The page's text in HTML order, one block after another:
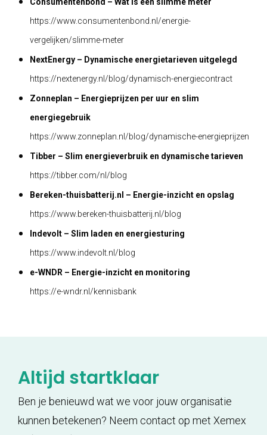
https://www.consumentenbond.nl/energie-
vergelijken/slimme-meter
NextEnergy – Dynamische energietarieven uitgelegd
https://nextenergy.nl/blog/dynamisch-energiecontract
Zonneplan – Energieprijzen per uur en slim
energiegebruik
https://www.zonneplan.nl/blog/dynamische-energieprijzen
Tibber – Slim energieverbruik en dynamische tarieven
https://tibber.com/nl/blog
Bereken-thuisbatterij.nl – Energie-inzicht en opslag
https://www.bereken-thuisbatterij.nl/blog
Indevolt – Slim laden en energiesturing
https://www.indevolt.nl/blog
e-WNDR – Energie-inzicht en monitoring
https://e-wndr.nl/kennisbank
Altijd startklaar
Ben je benieuwd wat we voor jouw organisatie
kunnen betekenen? Neem contact op met Xemex